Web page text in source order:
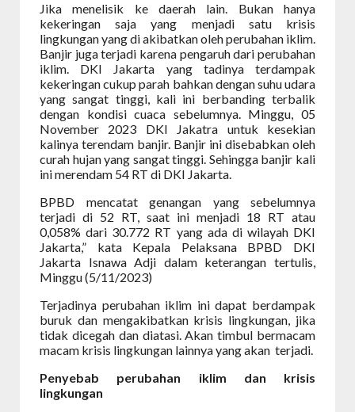
Jika menelisik ke daerah lain. Bukan hanya
kekeringan saja yang menjadi satu krisis
lingkungan yang di akibatkan oleh perubahan iklim.
Banjir juga terjadi karena pengaruh dari perubahan
iklim. DKI Jakarta yang tadinya terdampak
kekeringan cukup parah bahkan dengan suhu udara
yang sangat tinggi, kali ini berbanding terbalik
dengan kondisi cuaca sebelumnya. Minggu, 05
November 2023 DKI Jakatra untuk kesekian
kalinya terendam banjir. Banjir ini disebabkan oleh
curah hujan yang sangat tinggi. Sehingga banjir kali
ini merendam 54 RT di DKI Jakarta.
BPBD mencatat genangan yang sebelumnya
terjadi di 52 RT, saat ini menjadi 18 RT atau
0,058% dari 30.772 RT yang ada di wilayah DKI
Jakarta,” kata Kepala Pelaksana BPBD DKI
Jakarta Isnawa Adji dalam keterangan tertulis,
Minggu (5/11/2023)
Terjadinya perubahan iklim ini dapat berdampak
buruk dan mengakibatkan krisis lingkungan, jika
tidak dicegah dan diatasi. Akan timbul bermacam
macam krisis lingkungan lainnya yang akan terjadi.
Penyebab perubahan iklim dan krisis
lingkungan